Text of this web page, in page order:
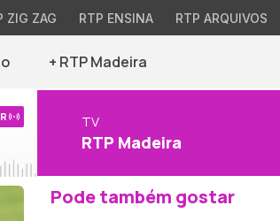
ZIG ZAG RTP ENSINA RTP ARQUIVOS
+ RTP Madeira
TV
RTP Madeira
Pode também gostar